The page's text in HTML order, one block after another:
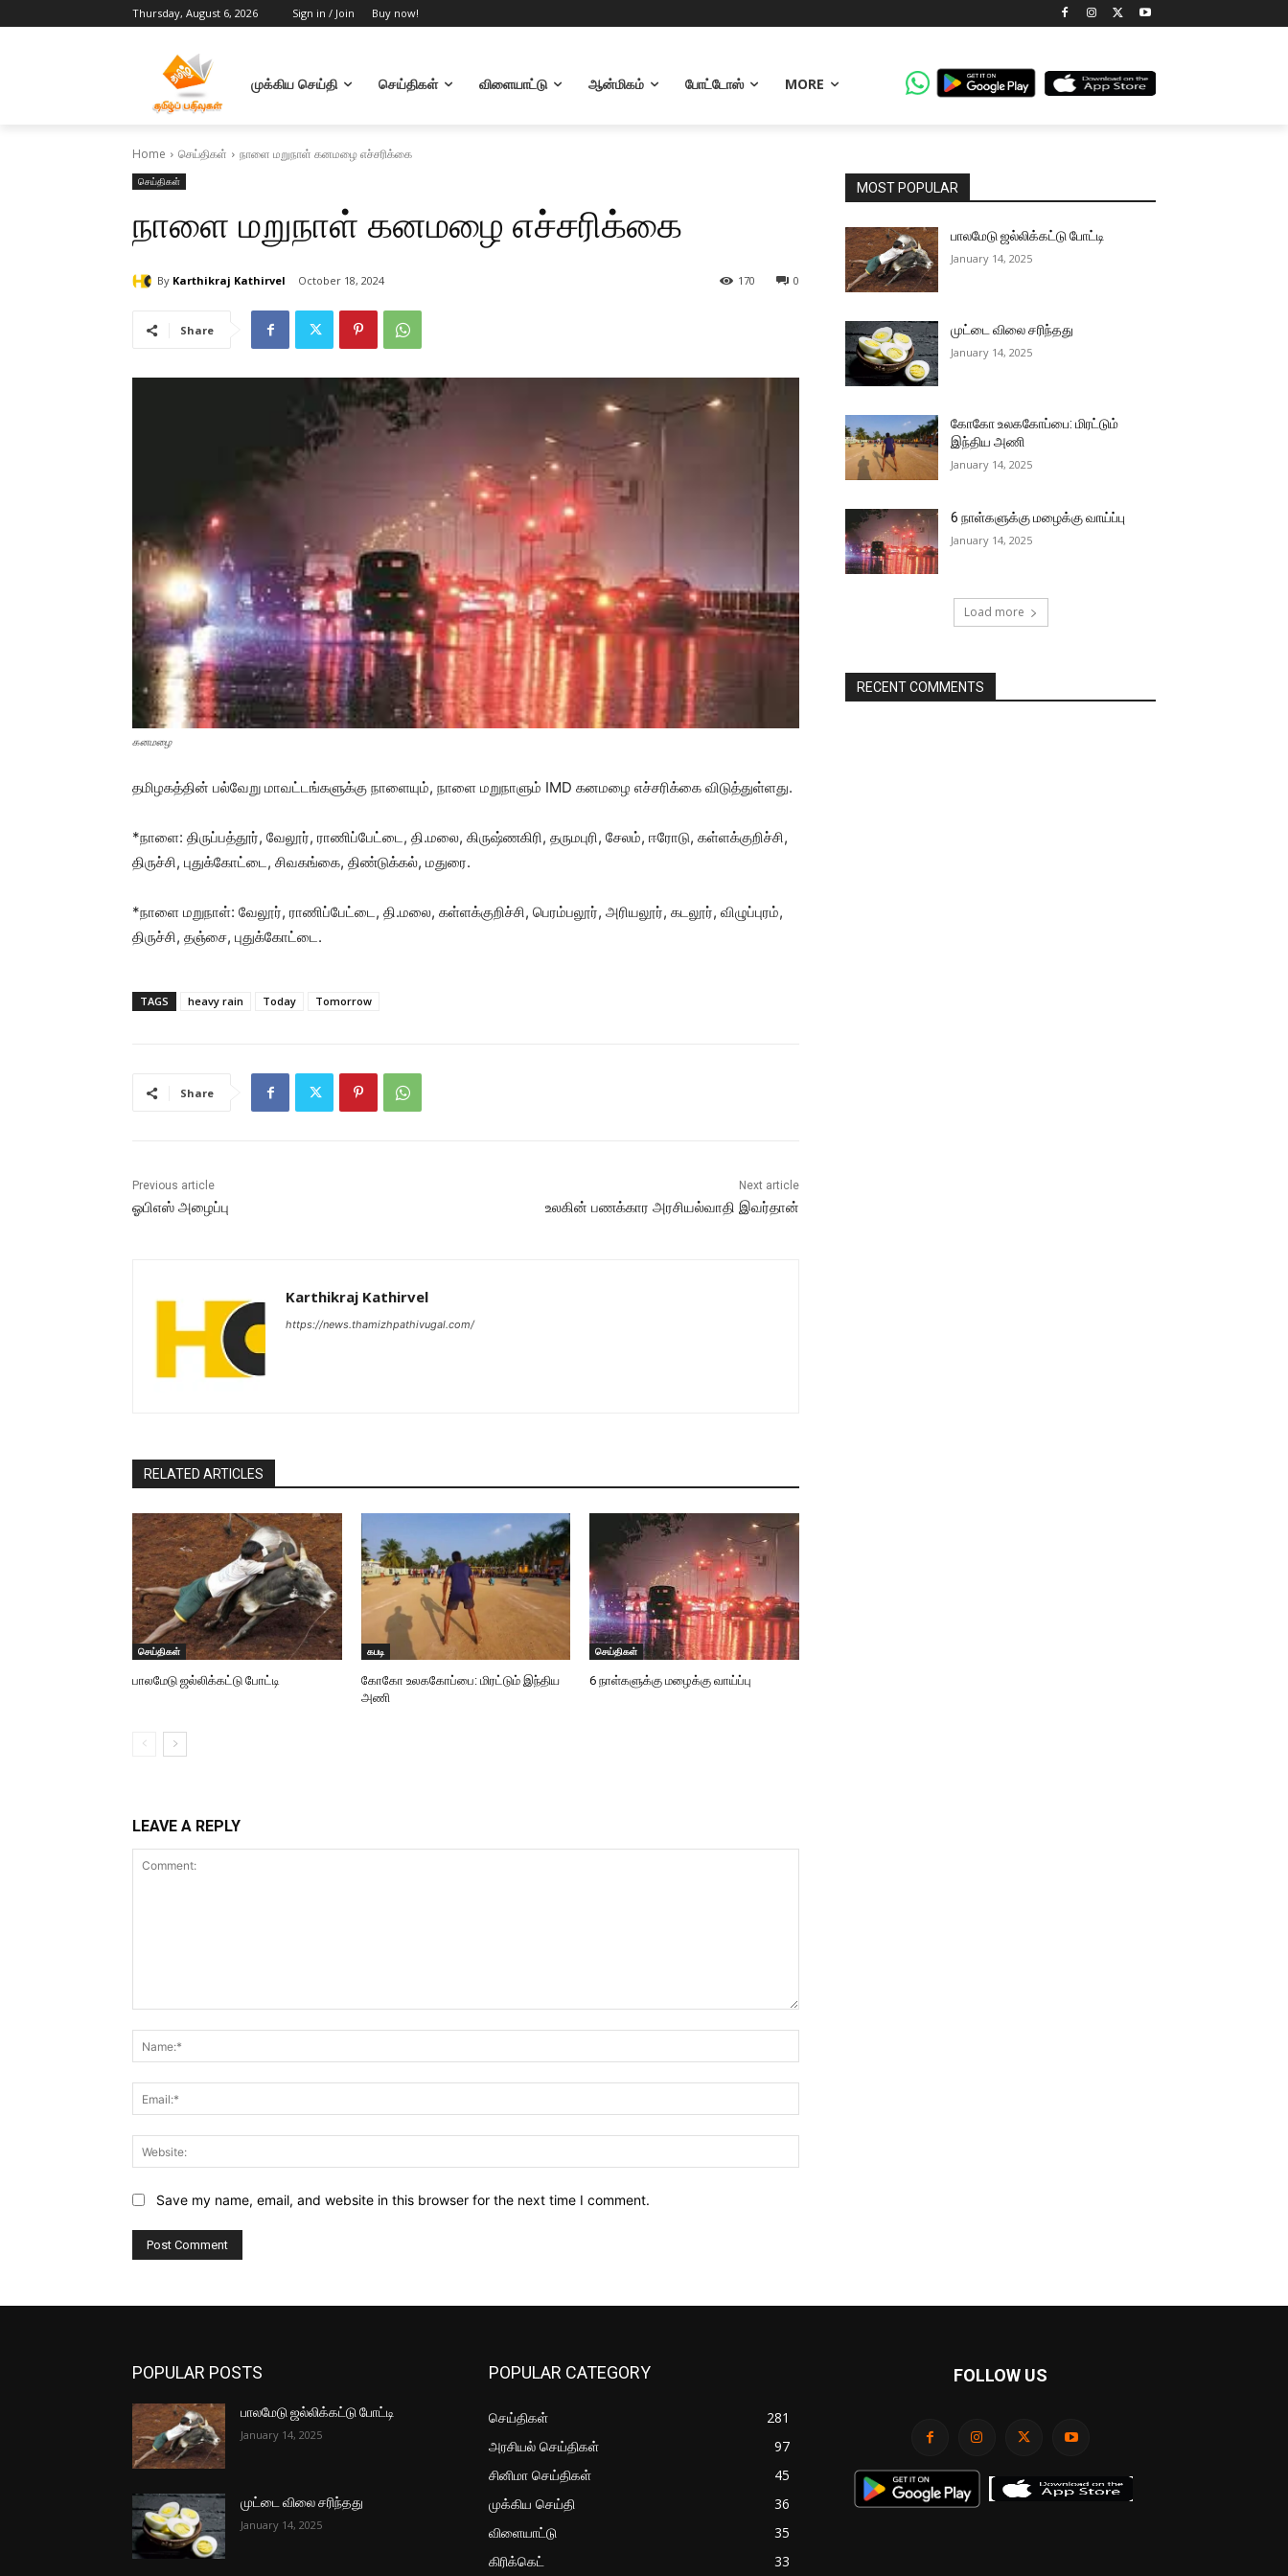
Thursday, August 6, 2026 Sign in / Join Buy now!
முக்கிய செய்தி செய்திகள் விளையாட்டு ஆன்மிகம் போட்டோஸ் MORE
Home செய்திகள் நாளை மறுநாள் கனமழை எச்சரிக்கை
செய்திகள்
நாளை மறுநாள் கனமழை எச்சரிக்கை
By Karthikraj Kathirvel October 18, 2024 0
170
Share
கனமழை
தமிழகத்தின் பல்வேறு மாவட்டங்களுக்கு நாளையும், நாளை மறுநாளும் IMD கனமழை எச்சரிக்கை விடுத்துள்ளது.
*நாளை: திருப்பத்தூர், வேலூர், ராணிப்பேட்டை, தி.மலை, கிருஷ்ணகிரி, தருமபுரி, சேலம், ஈரோடு, கள்ளக்குறிச்சி,
திருச்சி, புதுக்கோட்டை, சிவகங்கை, திண்டுக்கல், மதுரை.
*நாளை மறுநாள்: வேலூர், ராணிப்பேட்டை, தி.மலை, கள்ளக்குறிச்சி, பெரம்பலூர், அரியலூர், கடலூர், விழுப்புரம்,
திருச்சி, தஞ்சை, புதுக்கோட்டை.
TAGS heavy rain Today Tomorrow
Share
Previous article
ஓபிஎஸ் அழைப்பு
Next article
உலகின் பணக்கார அரசியல்வாதி இவர்தான்
Karthikraj Kathirvel
https://news.thamizhpathivugal.com/
RELATED ARTICLES
செய்திகள்
பாலமேடு ஜல்லிக்கட்டு போட்டி
கபடி
கோகோ உலககோப்பை: மிரட்டும் இந்திய
அணி
செய்திகள்
6 நாள்களுக்கு மழைக்கு வாய்ப்பு
LEAVE A REPLY
Save my name, email, and website in this browser for the next time I comment.
MOST POPULAR
பாலமேடு ஜல்லிக்கட்டு போட்டி
January 14, 2025
முட்டை விலை சரிந்தது
January 14, 2025
கோகோ உலககோப்பை: மிரட்டும்
இந்திய அணி
January 14, 2025
6 நாள்களுக்கு மழைக்கு வாய்ப்பு
January 14, 2025
Load more
RECENT COMMENTS
POPULAR POSTS
பாலமேடு ஜல்லிக்கட்டு போட்டி
January 14, 2025
முட்டை விலை சரிந்தது
January 14, 2025
POPULAR CATEGORY
செய்திகள்
281
அரசியல் செய்திகள்
97
சினிமா செய்திகள்
45
முக்கிய செய்தி
36
விளையாட்டு
35
கிரிக்கெட்
33
FOLLOW US